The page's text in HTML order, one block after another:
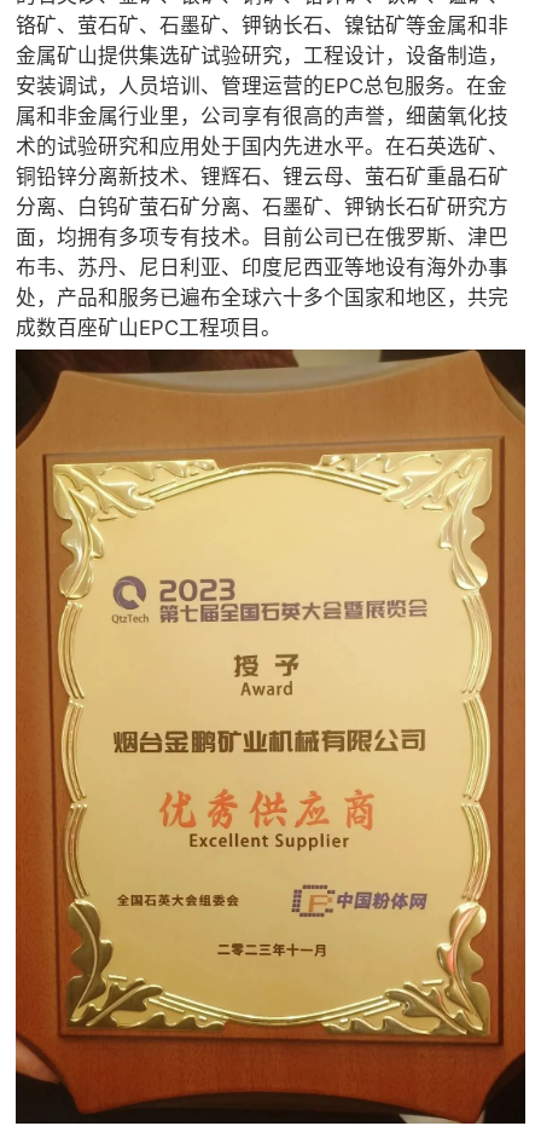
铬矿、萤石矿、石墨矿、钾钠长石、镍钴矿等金属和非
金属矿山提供集选矿试验研究，工程设计，设备制造，
安装调试，人员培训、管理运营的EPC总包服务。在金
属和非金属行业里，公司享有很高的声誉，细菌氧化技
术的试验研究和应用处于国内先进水平。在石英选矿、
铜铅锌分离新技术、锂辉石、锂云母、萤石矿重晶石矿
分离、白钨矿萤石矿分离、石墨矿、钾钠长石矿研究方
面，均拥有多项专有技术。目前公司已在俄罗斯、津巴
布韦、苏丹、尼日利亚、印度尼西亚等地设有海外办事
处，产品和服务已遍布全球六十多个国家和地区，共完
成数百座矿山EPC工程项目。